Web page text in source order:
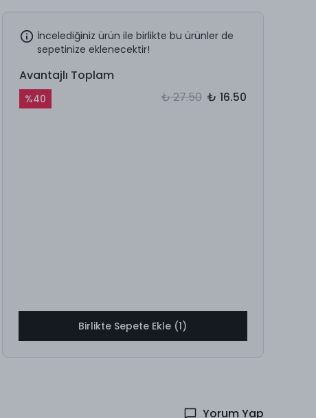
İncelediğiniz ürün ile birlikte bu ürünler de
sepetinize eklenecektir!
Avantajlı Toplam
%40 ₺ 27.50 ₺ 16.50
Birlikte Sepete Ekle (1)
Yorum Yap